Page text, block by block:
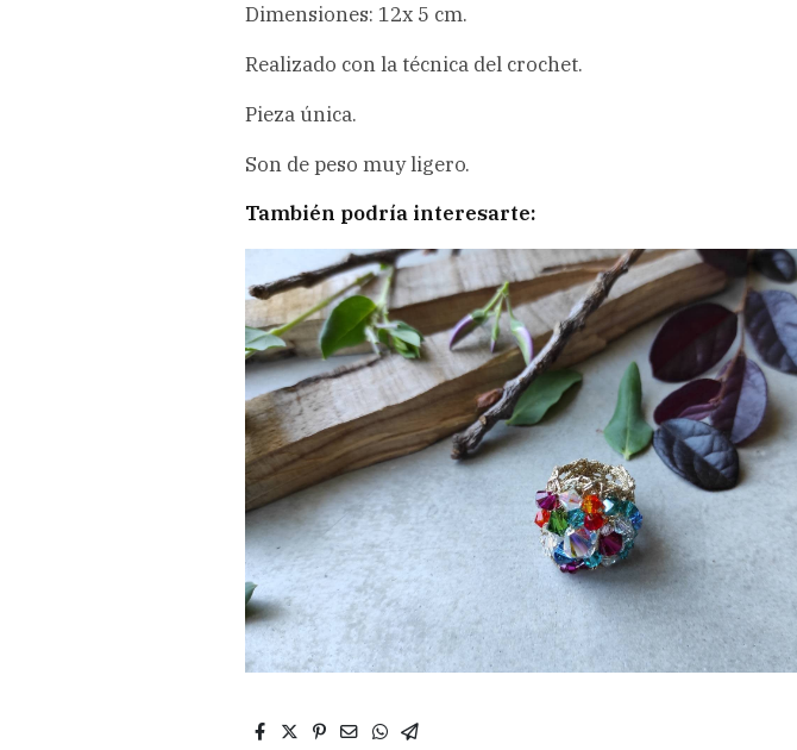
Dimensiones: 12x 5 cm.
Realizado con la técnica del crochet.
Pieza única.
Son de peso muy ligero.
También podría interesarte: